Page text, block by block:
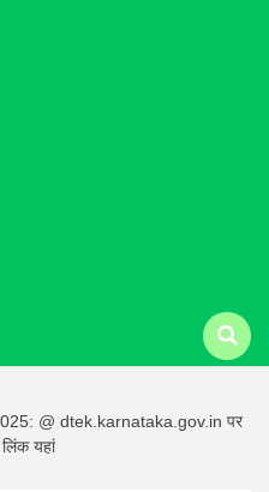
@ dtek.karnataka.gov.in पर
लिंक यहां